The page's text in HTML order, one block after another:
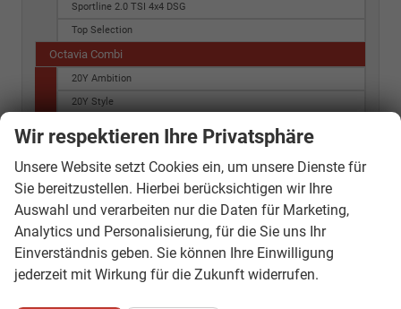
Sportline 2.0 TSI 4x4 DSG
Top Selection
Octavia Combi
20Y Ambition
20Y Style
AMBITION G-TEC
Active
Active Combi
Ambition
Wir respektieren Ihre Privatsphäre
Unsere Website setzt Cookies ein, um unsere Dienste für
Sie bereitzustellen. Hierbei berücksichtigen wir Ihre
Auswahl und verarbeiten nur die Daten für Marketing,
Analytics und Personalisierung, für die Sie uns Ihr
Einverständnis geben. Sie können Ihre Einwilligung
jederzeit mit Wirkung für die Zukunft widerrufen.